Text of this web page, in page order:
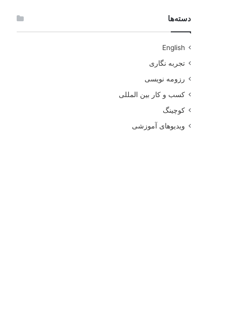
دسته‌ها
English
تجربه نگاری
رزومه نویسی
کسب و کار بین المللی
کوچینگ
ویدیوهای آموزشی